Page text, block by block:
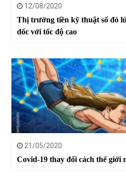
12/08/2020
Thị trường tiền kỹ thuật số đỏ
dốc với tốc độ cao
21/05/2020
Covid-19 thay đổi cách thế giới